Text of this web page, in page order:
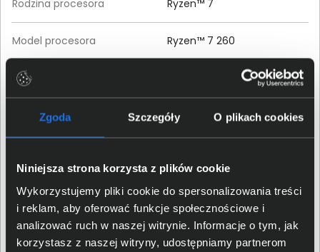
Zgoda Szczegóły O plikach cookies
Niniejsza strona korzysta z plików cookie
Wykorzystujemy pliki cookie do spersonalizowania treści
i reklam, aby oferować funkcje społecznościowe i
analizować ruch w naszej witrynie. Informacje o tym, jak
korzystasz z naszej witryny, udostępniamy partnerom
Rodzina procesora Ryzen™ 7
Model procesora Ryzen™ 7 260
Liczba rdzeni procesora
Taktowanie rdzeni
procesora
3,8 GHz
procesora
Pamięć cache procesora 16 MB
Wbudowane NPU AMD Ryzen™ AI